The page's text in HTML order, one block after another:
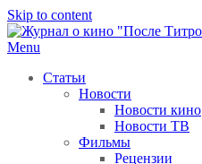
Skip to content
Menu
Статьи
Новости
Новости кино
Новости ТВ
Фильмы
Рецензии